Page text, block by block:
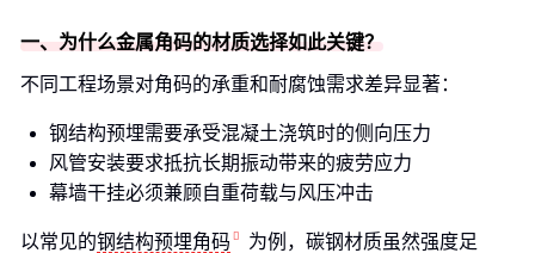
一、为什么金属角码的材质选择如此关键？
不同工程场景对角码的承重和耐腐蚀需求差异显著：
钢结构预埋需要承受混凝土浇筑时的侧向压力
风管安装要求抵抗长期振动带来的疲劳应力
幕墙干挂必须兼顾自重荷载与风压冲击
以常见的钢结构预埋角码
为例，碳钢材质虽然强度足